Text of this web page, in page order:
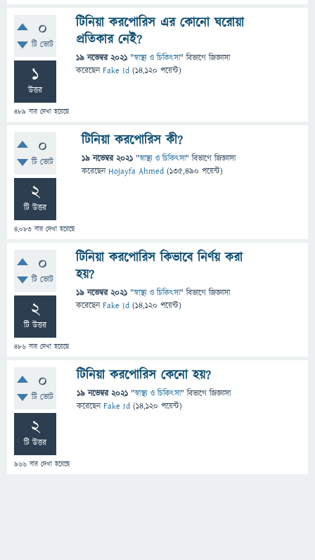
0
টি ভোট
1
উত্তর
489 বার দেখা হয়েছে
টিনিয়া করপোরিস এর কোনো ঘরোয়া
প্রতিকার নেই?
19 নভেম্বর 2021 "স্বাস্থ্য ও চিকিৎসা" বিভাগে জিজ্ঞাসা
করেছেনFake Id (14,120 পয়েন্ট)
0
টি ভোট
2
টি উত্তর
4,083 বার দেখা হয়েছে
টিনিয়া করপোরিস কী?
19 নভেম্বর 2021 "স্বাস্থ্য ও চিকিৎসা" বিভাগে জিজ্ঞাসা
করেছেনHojayfa Ahmed (135,490 পয়েন্ট)
0
টি ভোট
2
টি উত্তর
486 বার দেখা হয়েছে
টিনিয়া করপোরিস কিভাবে নির্ণয় করা
হয়?
19 নভেম্বর 2021 "স্বাস্থ্য ও চিকিৎসা" বিভাগে জিজ্ঞাসা
করেছেনFake Id (14,120 পয়েন্ট)
0
টি ভোট
2
টি উত্তর
966 বার দেখা হয়েছে
টিনিয়া করপোরিস কেনো হয়?
19 নভেম্বর 2021 "স্বাস্থ্য ও চিকিৎসা" বিভাগে জিজ্ঞাসা
করেছেনFake Id (14,120 পয়েন্ট)